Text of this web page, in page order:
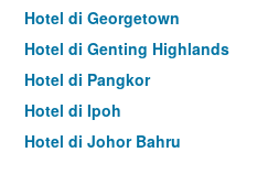
Hotel di Georgetown
Hotel di Genting Highlands
Hotel di Pangkor
Hotel di Ipoh
Hotel di Johor Bahru